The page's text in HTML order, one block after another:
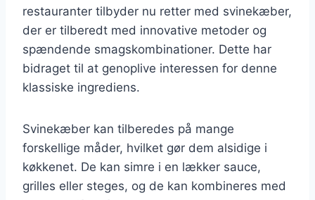
restauranter tilbyder nu retter med svinekæber,
der er tilberedt med innovative metoder og
spændende smagskombinationer. Dette har
bidraget til at genoplive interessen for denne
klassiske ingrediens.
Svinekæber kan tilberedes på mange
forskellige måder, hvilket gør dem alsidige i
køkkenet. De kan simre i en lækker sauce,
grilles eller steges, og de kan kombineres med